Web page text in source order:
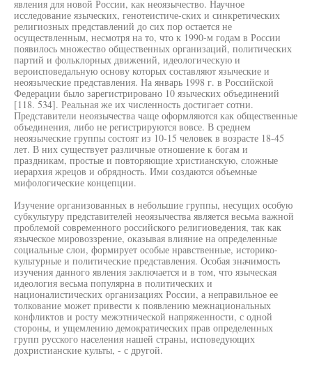
явления для новой России, как неоязычество. Научное
исследование языческих, генотеистиче-ских и синкретических
религиозных представлений до сих пор остается не
осуществленным, несмотря на то, что к 1990-м годам в России
появилось множество общественных организаций, политических
партий и фольклорных движений, идеологическую и
вероисповедальную основу которых составляют языческие и
неоязыческие представления. На январь 1998 г. в Российской
Федерации было зарегистрировано 10 языческих объединений
[118. 534]. Реальная же их численность достигает сотни.
Представители неоязычества чаще оформляются как общественные
объединения, либо не регистрируются вовсе. В среднем
неоязыческие группы состоят из 10-15 человек в возрасте 18-45
лет. В них существует различные отношение к богам и
праздникам, простые и повторяющие христианскую, сложные
иерархия жрецов и обрядность. Ими создаются объемные
мифологические концепции.
Изучение организованных в небольшие группы, несущих особую
субкультуру представителей неоязычества является весьма важной
проблемой современного российского религиоведения, так как
языческое мировоззрение, оказывая влияние на определенные
социальные слои, формирует особые нравственные, историко-
культурные и политические представления. Особая значимость
изучения данного явления заключается и в том, что языческая
идеология весьма популярна в политических и
националистических организациях России, а неправильное ее
толкование может привести к появлению межнациональных
конфликтов и росту межэтнической напряженности, с одной
стороны, и ущемлению демократических прав определенных
групп русского населения нашей страны, исповедующих
дохристианские культы, - с другой.